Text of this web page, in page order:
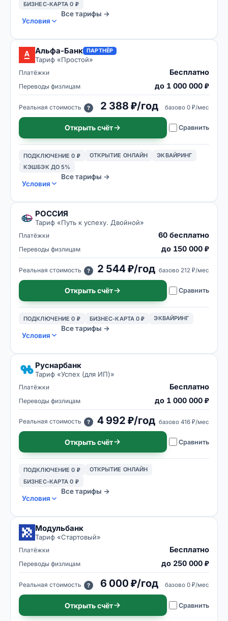
БИЗНЕС-КАРТА 0 ₽
Условия
Все тарифы →
Альфа-Банк ПАРТНЁР
Тариф «Простой»
Платёжки Бесплатно
Переводы физлицам до 1 000 000 ₽
Реальная стоимость ? 2 388 ₽/год базово 0 ₽/мес
Открыть счёт Сравнить
ПОДКЛЮЧЕНИЕ 0 ₽ ОТКРЫТИЕ ОНЛАЙН
ЭКВАЙРИНГ
КЭШБЭК ДО 5%
Условия
Все тарифы →
РОССИЯ
Тариф «Путь к успеху. Двойной»
Платёжки 60 бесплатно
Переводы физлицам до 150 000 ₽
Реальная стоимость ? 2 544 ₽/год базово 212 ₽/мес
Открыть счёт Сравнить
ПОДКЛЮЧЕНИЕ 0 ₽ БИЗНЕС-КАРТА 0 ₽ ЭКВАЙРИНГ
Условия
Все тарифы →
Руснарбанк
Тариф «Успех (для ИП)»
Платёжки Бесплатно
Переводы физлицам до 1 000 000 ₽
Реальная стоимость ? 4 992 ₽/год базово 416 ₽/мес
Открыть счёт Сравнить
ПОДКЛЮЧЕНИЕ 0 ₽
ОТКРЫТИЕ ОНЛАЙН
БИЗНЕС-КАРТА 0 ₽
Условия
Все тарифы →
Модульбанк
Тариф «Стартовый»
Платёжки Бесплатно
Переводы физлицам до 250 000 ₽
Реальная стоимость ? 6 000 ₽/год базово 0 ₽/мес
Открыть счёт Сравнить